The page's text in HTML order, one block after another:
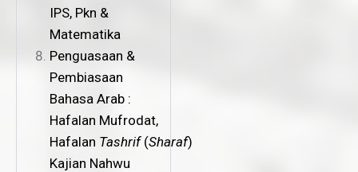
IPS, Pkn &
Matematika
Penguasaan &
Pembiasaan
Bahasa Arab :
Hafalan Mufrodat,
Hafalan Tashrif (Sharaf)
Kajian Nahwu